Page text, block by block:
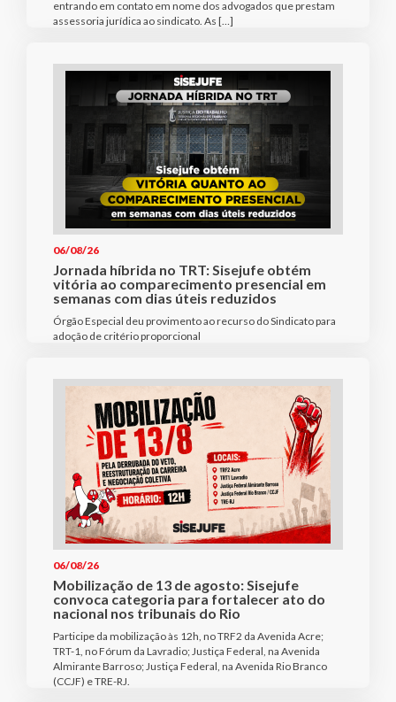
entrando em contato em nome dos advogados que prestam
assessoria jurídica ao sindicato. As […]
06/08/26
Jornada híbrida no TRT: Sisejufe obtém
vitória ao comparecimento presencial em
semanas com dias úteis reduzidos
Órgão Especial deu provimento ao recurso do Sindicato para
adoção de critério proporcional
06/08/26
Mobilização de 13 de agosto: Sisejufe
convoca categoria para fortalecer ato do
nacional nos tribunais do Rio
Participe da mobilização às 12h, no TRF2 da Avenida Acre;
TRT-1, no Fórum da Lavradio; Justiça Federal, na Avenida
Almirante Barroso; Justiça Federal, na Avenida Rio Branco
(CCJF) e TRE-RJ.